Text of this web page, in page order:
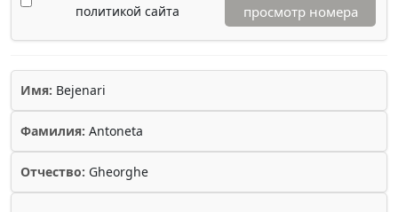
политикой сайта
просмотр номера
Имя: Bejenari
Фамилия: Antoneta
Отчество: Gheorghe